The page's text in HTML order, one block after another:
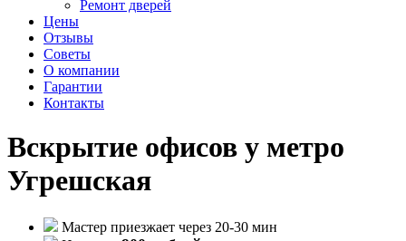
Ремонт дверей
Цены
Отзывы
Советы
О компании
Гарантии
Контакты
Вскрытие офисов у метро
Угрешская
Мастер приезжает через 20-30 мин